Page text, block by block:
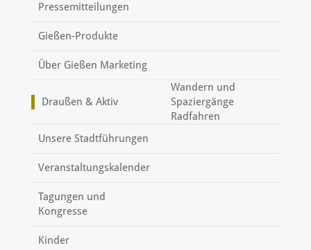
Pressemitteilungen
Gießen-Produkte
Über Gießen Marketing
Draußen & Aktiv
Wandern und
Spaziergänge
Radfahren
Unsere Stadtführungen
Veranstaltungskalender
Tagungen und
Kongresse
Kinder